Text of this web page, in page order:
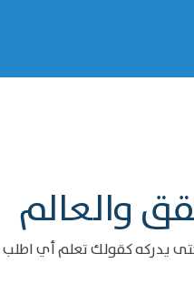
والعالم
كقولك تعلم أي اطلب